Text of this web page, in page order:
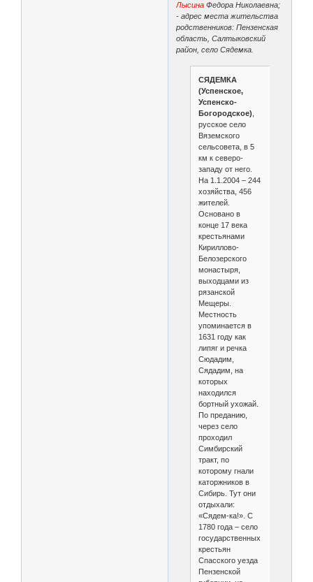
Лысина Федора Николаевна;
- адрес места жительства
родственников: Пензенская
область, Салтыковский
район, село Сядемка.
СЯДЕМКА
(Успенское,
Успенско-
Богородское)
русское село
Вяземского
сельсовета, в 5
км к северо-
западу от него.
На 1.1.2004 – 244
хозяйства, 456
жителей.
Основано в
конце 17 века
крестьянами
Кириллово-
Белозерского
монастыря,
выходцами из
рязанской
Мещеры.
Местность
упоминается в
1631 году как
липяг и речка
Сюдадим,
Сядадим, на
которых
находился
бортный ухожай.
По преданию,
через село
проходил
Симбирский
тракт, по
которому гнали
каторжников в
Сибирь. Тут они
отдыхали:
«Сядем-ка!». С
1780 года – село
государственных
крестьян
Спасского уезда
Пензенской